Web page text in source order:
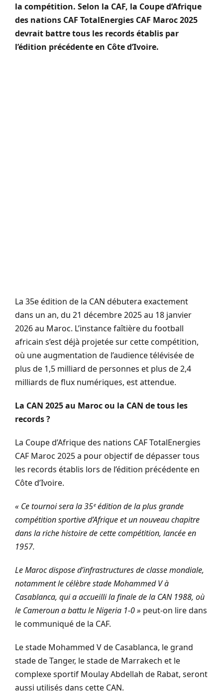
la compétition. Selon la CAF, la Coupe d’Afrique
des nations CAF TotalEnergies CAF Maroc 2025
devrait battre tous les records établis par
l’édition précédente en Côte d’Ivoire.
La 35e édition de la CAN débutera exactement
dans un an, du 21 décembre 2025 au 18 janvier
2026 au Maroc. L’instance faîtière du football
africain s’est déjà projetée sur cette compétition,
où une augmentation de l’audience télévisée de
plus de 1,5 milliard de personnes et plus de 2,4
milliards de flux numériques, est attendue.
La CAN 2025 au Maroc ou la CAN de tous les
records ?
La Coupe d’Afrique des nations CAF TotalEnergies
CAF Maroc 2025 a pour objectif de dépasser tous
les records établis lors de l’édition précédente en
Côte d’Ivoire.
« Ce tournoi sera la 35ᵉ édition de la plus grande
compétition sportive d’Afrique et un nouveau chapitre
dans la riche histoire de cette compétition, lancée en
1957.
Le Maroc dispose d’infrastructures de classe mondiale,
notamment le célèbre stade Mohammed V à
Casablanca, qui a accueilli la finale de la CAN 1988, où
le Cameroun a battu le Nigeria 1-0 » peut-on lire dans
le communiqué de la CAF.
Le stade Mohammed V de Casablanca, le grand
stade de Tanger, le stade de Marrakech et le
complexe sportif Moulay Abdellah de Rabat, seront
aussi utilisés dans cette CAN.